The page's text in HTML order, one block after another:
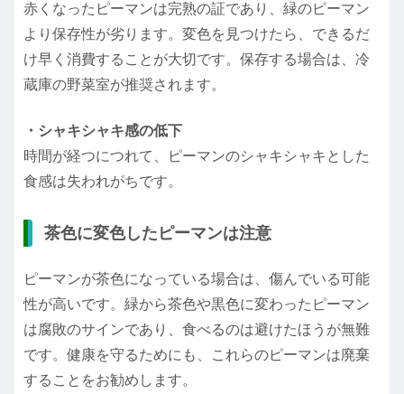
赤くなったピーマンは完熟の証であり、緑のピーマン
より保存性が劣ります。変色を見つけたら、できるだ
け早く消費することが大切です。保存する場合は、冷
蔵庫の野菜室が推奨されます。
・シャキシャキ感の低下
時間が経つにつれて、ピーマンのシャキシャキとした
食感は失われがちです。
茶色に変色したピーマンは注意
ピーマンが茶色になっている場合は、傷んでいる可能
性が高いです。緑から茶色や黒色に変わったピーマン
は腐敗のサインであり、食べるのは避けたほうが無難
です。健康を守るためにも、これらのピーマンは廃棄
することをお勧めします。